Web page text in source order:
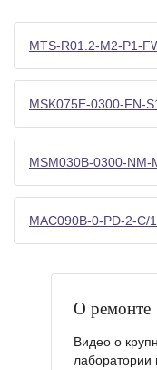
MTS-R01.2-M2-P1-
MSK075E-0300-FN-
MSM030B-0300-NM-
MAC090B-0-PD-2-C/
О ремонте
Видео о